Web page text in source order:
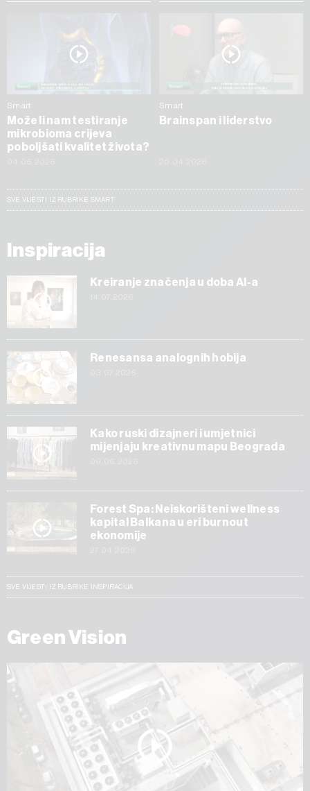
Smart
Može li nam testiranje
mikrobioma crijeva
poboljšati kvalitet života?
Smart
Brainspan i liderstvo
SVE VIJESTI IZ RUBRIKE SMART
Inspiracija
Kreiranje značenja u doba AI-a
Renesansa analognih hobija
Kako ruski dizajneri i umjetnici
mijenjaju kreativnu mapu Beograda
Forest Spa: Neiskorišteni wellness
kapital Balkana u eri burnout
ekonomije
SVE VIJESTI IZ RUBRIKE INSPIRACIJA
Green Vision